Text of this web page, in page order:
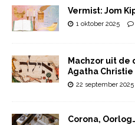
Vermist: Jom
1 oktober 2025
Machzor uit
Agatha Christie
22 september 2025
Corona,